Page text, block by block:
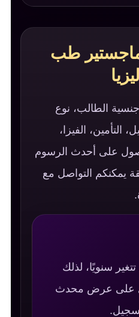
طب
الطالب، نوع
التأمين، الفيزا،
على أحدث الرسوم
يمكنكم التواصل مع
سنويًا، لذلك
على عرض محدث